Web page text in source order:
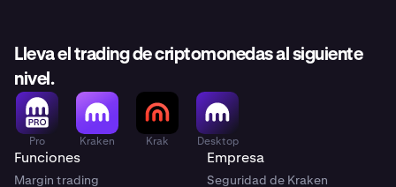
Lleva el trading de criptomonedas al siguiente
nivel.
Pro Kraken Krak Desktop
Funciones
Margin trading
Empresa
Seguridad de Kraken